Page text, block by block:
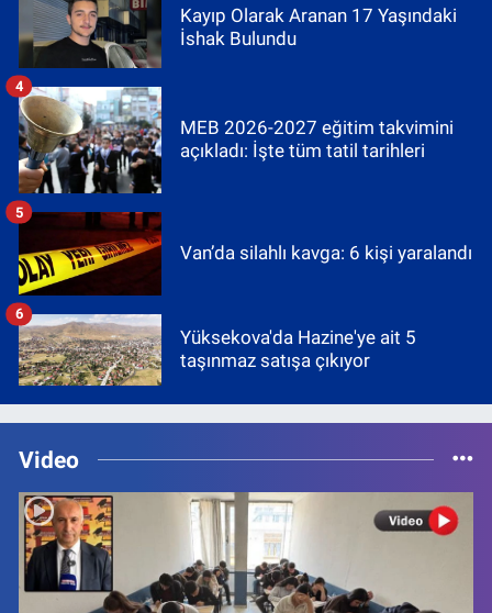
Kayıp Olarak Aranan 17 Yaşındaki
İshak Bulundu
MEB 2026-2027 eğitim takvimini
açıkladı: İşte tüm tatil tarihleri
4
Van’da silahlı kavga: 6 kişi yaralandı
5
Yüksekova'da Hazine'ye ait 5
taşınmaz satışa çıkıyor
6
Video